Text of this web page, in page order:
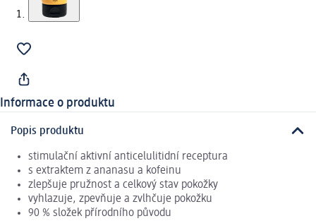
Informace o produktu
Popis produktu
stimulační aktivní anticelulitidní receptura
s extraktem z ananasu a kofeinu
zlepšuje pružnost a celkový stav pokožky
vyhlazuje, zpevňuje a zvlhčuje pokožku
90 % složek přírodního původu